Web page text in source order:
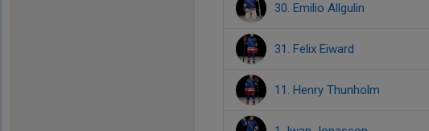
30. Emilio Allgulin
31. Felix Eiward
11. Henry Thunholm